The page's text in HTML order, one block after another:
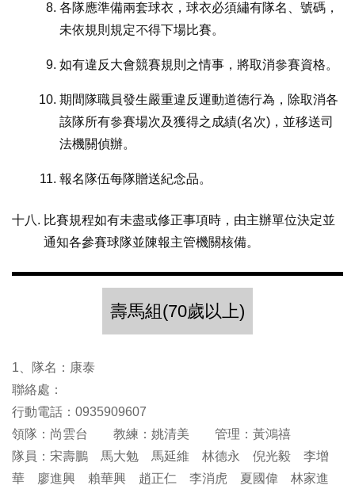
各隊應準備兩套球衣，球衣必須繡有隊名、號碼，
未依規則規定不得下場比賽。
如有違反大會競賽規則之情事，將取消參賽資格。
期間隊職員發生嚴重違反運動道德行為，除取消各
該隊所有參賽場次及獲得之成績(名次)，並移送司
法機關偵辦。
報名隊伍每隊贈送紀念品。
比賽規程如有未盡或修正事項時，由主辦單位決定並
通知各參賽球隊並陳報主管機關核備。
壽馬組(70歲以上)
1、隊名：康泰
聯絡處：
行動電話：0935909607
領隊：尚雲台 教練：姚清美 管理：黃鴻禧
隊員：宋壽鵬 馬大勉 馬延維 林德永 倪光毅 李增
華 廖進興 賴華興 趙正仁 李消虎 夏國偉 林家進